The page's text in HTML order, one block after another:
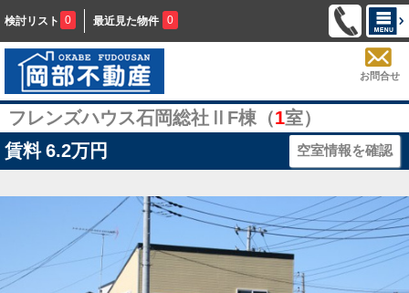
検討リスト 0 最近見た物件 0
お問合せ
フレンズハウス石岡総社ⅡF棟（1室）
賃料 6.2万円 空室情報を確認